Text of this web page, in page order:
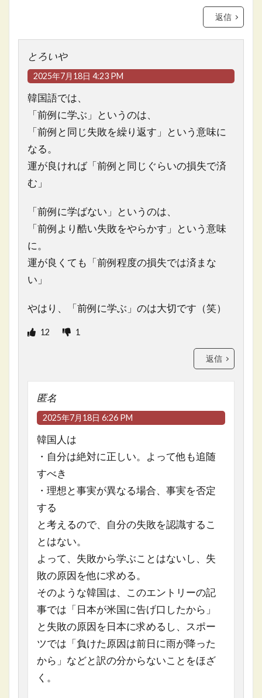
返信
とろいや
2025年7月18日 4:23 PM
韓国語では、
「前例に学ぶ」というのは、
「前例と同じ失敗を繰り返す」という意味に
なる。
運が良ければ「前例と同じぐらいの損失で済
む」
「前例に学ばない」というのは、
「前例より酷い失敗をやらかす」という意味
に。
運が良くても「前例程度の損失では済まな
い」
やはり、「前例に学ぶ」のは大切です（笑）
12 1
返信
匿名
2025年7月18日 6:26 PM
韓国人は
・自分は絶対に正しい。よって他も追随
すべき
・理想と事実が異なる場合、事実を否定
する
と考えるので、自分の失敗を認識するこ
とはない。
よって、失敗から学ぶことはないし、失
敗の原因を他に求める。
そのような韓国は、このエントリーの記
事では「日本が米国に告げ口したから」
と失敗の原因を日本に求めるし、スポー
ツでは「負けた原因は前日に雨が降った
から」などと訳の分からないことをほざ
く。